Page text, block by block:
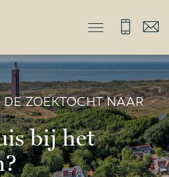
ZOEKTOCHT NAAR
bij het